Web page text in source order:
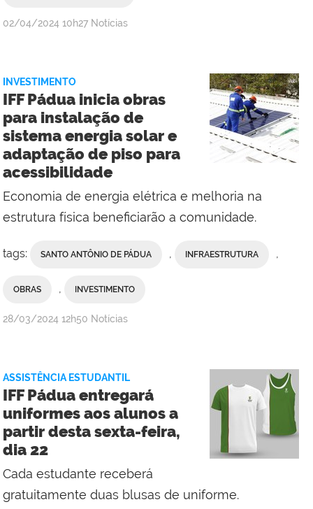
por
Itaperuna
com
Comunicação
Social
do
Campus
Antônio
Páduaana.viana@iff.edu.br
publicado
02/04/2024 10h27 Notícias
INVESTIMENTO
IFF Pádua inicia obras
para instalação de
sistema energia solar e
adaptação de piso para
acessibilidade
Economia de energia elétrica e melhoria na
estrutura física beneficiarão a comunidade.
tags: SANTO ANTÔNIO DE PÁDUA , INFRAESTRUTURA ,
OBRAS , INVESTIMENTO
por
Campus
Bom
Jesus
do
Itabapoana
e
Pádua
publicado
28/03/2024 12h50 Notícias
ASSISTÊNCIA ESTUDANTIL
IFF Pádua entregará
uniformes aos alunos a
partir desta sexta-feira,
dia 22
Cada estudante receberá
gratuitamente duas blusas de uniforme.